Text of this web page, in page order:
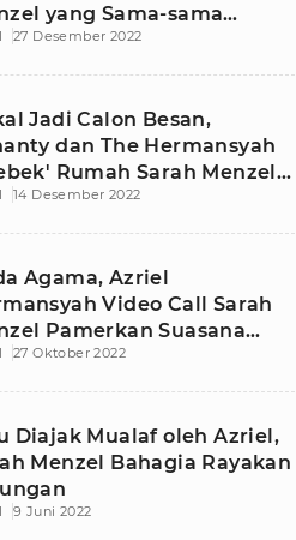
yang Sama-sama
Beda Agama
27 Desember 2022
Jadi Calon Besan,
dan The Hermansyah
Rumah Sarah Menzel
14 Desember 2022
Agama, Azriel
Video Call Sarah
Pamerkan Suasana
27 Oktober 2022
Diajak Mualaf oleh Azriel,
Menzel Bahagia Rayakan
9 Juni 2022